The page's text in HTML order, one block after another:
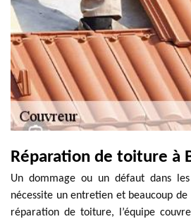
Réparation de toiture à
Un dommage ou un défaut dans
nécessite un entretien et beaucoup
réparation de toiture, l’équipe